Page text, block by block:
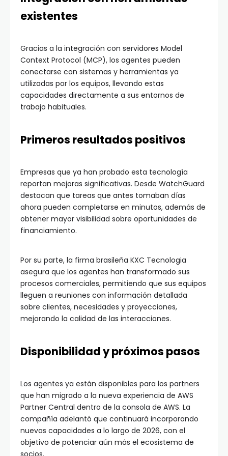
existentes
Gracias a la integración con servidores Model
Context Protocol (MCP), los agentes pueden
conectarse con sistemas y herramientas ya
utilizadas por los equipos, llevando estas
capacidades directamente a sus entornos de
trabajo habituales.
Primeros resultados positivos
Empresas que ya han probado esta tecnología
reportan mejoras significativas. Desde WatchGuard
destacan que tareas que antes tomaban días
ahora pueden completarse en minutos, además de
obtener mayor visibilidad sobre oportunidades de
financiamiento.
Por su parte, la firma brasileña KXC Tecnologia
asegura que los agentes han transformado sus
procesos comerciales, permitiendo que sus equipos
lleguen a reuniones con información detallada
sobre clientes, necesidades y proyecciones,
mejorando la calidad de las interacciones.
Disponibilidad y próximos pasos
Los agentes ya están disponibles para los partners
que han migrado a la nueva experiencia de AWS
Partner Central dentro de la consola de AWS. La
compañía adelantó que continuará incorporando
nuevas capacidades a lo largo de 2026, con el
objetivo de potenciar aún más el ecosistema de